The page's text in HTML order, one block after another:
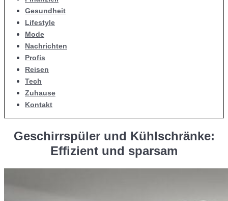
Gesundheit
Lifestyle
Mode
Nachrichten
Profis
Reisen
Tech
Zuhause
Kontakt
Geschirrspüler und Kühlschränke:
Effizient und sparsam